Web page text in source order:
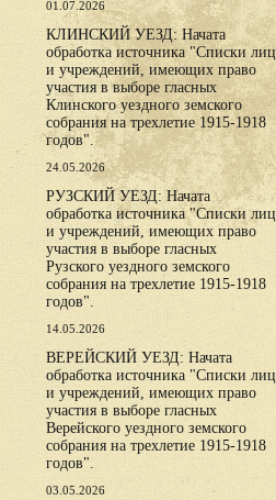
01.07.2026
КЛИНСКИЙ УЕЗД: Начата
обработка источника "Списки лиц
и учреждений, имеющих право
участия в выборе гласных
Клинского уездного земского
собрания на трехлетие 1915-1918
годов".
24.05.2026
РУЗСКИЙ УЕЗД: Начата
обработка источника "Списки лиц
и учреждений, имеющих право
участия в выборе гласных
Рузского уездного земского
собрания на трехлетие 1915-1918
годов".
14.05.2026
ВЕРЕЙСКИЙ УЕЗД: Начата
обработка источника "Списки лиц
и учреждений, имеющих право
участия в выборе гласных
Верейского уездного земского
собрания на трехлетие 1915-1918
годов".
03.05.2026